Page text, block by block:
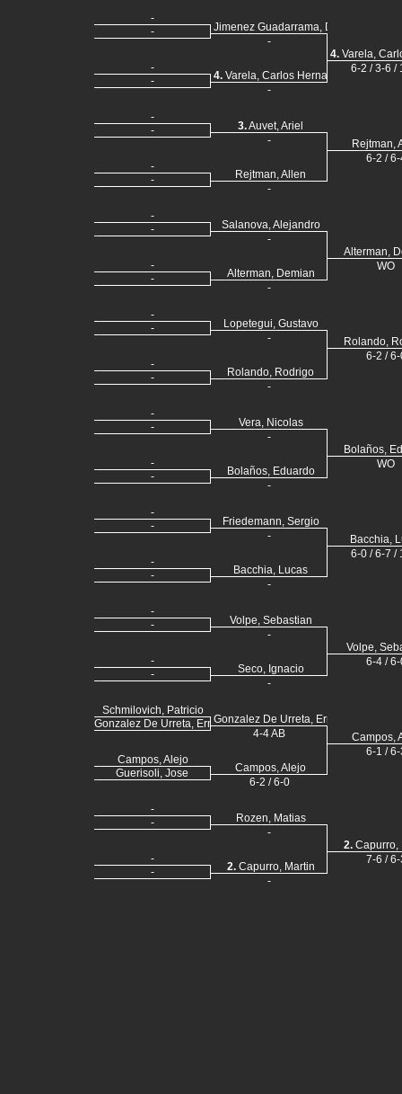
-
-
-
-
-
-
-
-
-
-
-
-
-
-
-
-
-
-
-
-
-
-
-
-
-
-
-
-
Schmilovich, Patricio
Gonzalez De Urreta, Ernesto Juan
Campos, Alejo
Guerisoli, Jose
-
-
-
-
Jimenez Guadarrama, Diego
-
4. Varela, Carlos Hernan
-
3.Auvet, Ariel
-
Rejtman, Allen
-
Salanova, Alejandro
-
Alterman, Demian
-
Lopetegui, Gustavo
-
Rolando, Rodrigo
-
Vera, Nicolas
-
Bolaños, Eduardo
-
Friedemann, Sergio
-
Bacchia, Lucas
-
Volpe, Sebastian
-
Seco, Ignacio
-
Gonzalez De Urreta, Ernesto Juan
4-4 AB
Campos, Alejo
6-2 / 6-0
Rozen, Matias
-
2.Capurro, Martin
-
4. Varela,
6-2 / 3-6 /
Rejtman,
6-2 / 6-
Alterman,
WO
Rolando,
6-2 / 6-
Bolaños,
WO
Bacchia,
6-0 / 6-7 /
Volpe,
6-4 / 6-
Campos,
6-1 / 6-
2.Capurro,
7-6 / 6-